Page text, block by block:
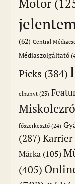
(62) Central
Médiaszolgáltató
Picks (384)
elhunyt (23)
főszerkesztő (24)
(287) Karrier
Márka (105)
(405)